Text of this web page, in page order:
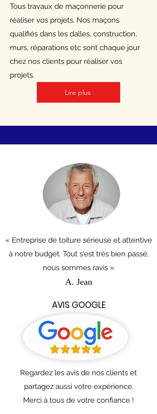
Tous travaux de maçonnerie pour
réaliser vos projets. Nos maçons
qualifiés dans les dalles, construction,
murs, réparations etc sont chaque jour
chez nos clients pour réaliser vos
projets.
Lire plus
« Entreprise de toiture sérieuse et attentive
à notre budget. Tout s'est très bien passé,
nous sommes ravis »
A. Jean
AVIS GOOGLE
Regardez les avis de nos clients et
partagez aussi votre expérience.
Merci à tous de votre confiance !